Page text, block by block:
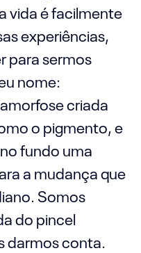
vida é facilmente
experiências,
para sermos
nome:
criada
o pigmento, e
fundo uma
a mudança que
Somos
do pincel
darmos conta.